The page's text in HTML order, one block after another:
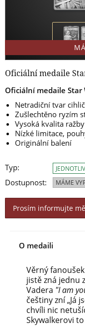
Oficiální medaile
Oficiální medaile Star
Netradiční tvar
Zušlechtěno ryzím
Vysoká kvalita
Nízké limitace,
Originální balení
Typ:
Dostupnost:
MÁME
Prosím informujte
O medaili
Věrný
jistě zná jednu
Vadera "I am
češtiny zní „Já
chvíli nic
Skywalkerovi